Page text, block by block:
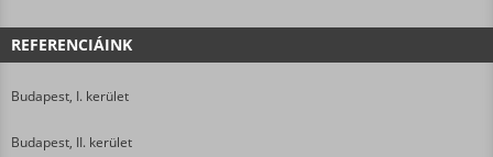
REFERENCIÁINK
Budapest, I. kerület
Budapest, II. kerület